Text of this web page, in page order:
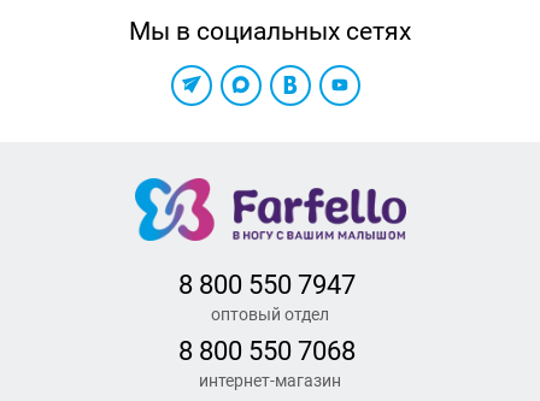
Мы в социальных сетях
8 800 550 7947
оптовый отдел
8 800 550 7068
интернет-магазин